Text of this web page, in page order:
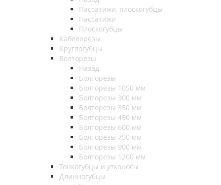
Пассатижи, плоскогубцы
Пассатижи
Плоскогубцы
Кабелерезы
Круглогубцы
Болторезы
Назад
Болторезы
Болторезы 1050 мм
Болторезы 300 мм
Болторезы 350 мм
Болторезы 450 мм
Болторезы 600 мм
Болторезы 750 мм
Болторезы 900 мм
Болторезы 1200 мм
Тонкогубцы и утконосы
Длинногубцы